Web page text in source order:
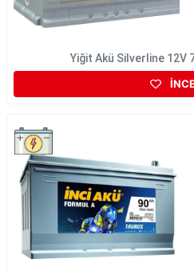
Yiğit Akü Silverline 12V